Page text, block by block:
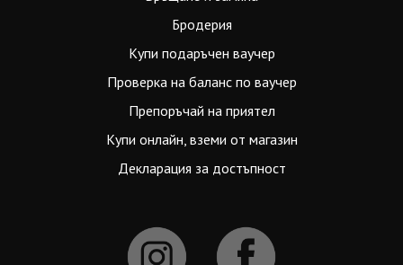
Бродерия
Купи подаръчен ваучер
Проверка на баланс по ваучер
Препоръчай на приятел
Купи онлайн, вземи от магазин
Декларация за достъпност